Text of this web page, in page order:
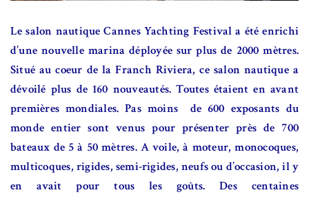
Le salon nautique Cannes Yachting Festival a été enrichi
d’une nouvelle marina déployée sur plus de 2000 mètres.
Situé au coeur de la Franch Riviera, ce salon nautique a
dévoilé plus de 160 nouveautés. Toutes étaient en avant
premières mondiales. Pas moins
de 600 exposants du
monde entier sont venus pour présenter près de 700
bateaux de 5 à 50 mètres. A voile, à moteur, monocoques,
multicoques, rigides, semi-rigides, neufs ou d’occasion, il y
en avait pour tous les goûts. Des centaines